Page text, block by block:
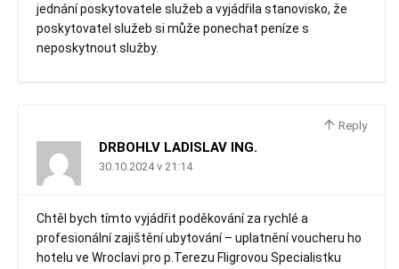
jednání poskytovatele služeb a vyjádřila stanovisko, že
poskytovatel služeb si může ponechat peníze s
neposkytnout služby.
Reply
DRBOHLV LADISLAV ING.
30.10.2024 v 21:14
Chtěl bych tímto vyjádřit poděkování za rychlé a
profesionální zajištění ubytování – uplatnění voucheru ho
hotelu ve Wroclavi pro p.Terezu Fligrovou Specialistku